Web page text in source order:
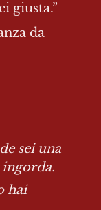
giusta.”
da
sei una
hai